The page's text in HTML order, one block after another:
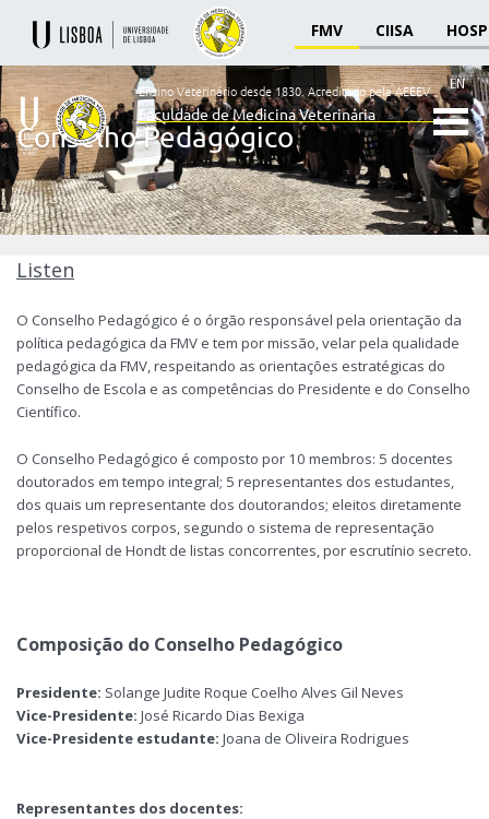
FMV CIISA
Ensino
Veterinário
desde
1830
Faculdade
de
Veterinária
EN
Ensino Veterinário desde 1830.Acreditado pela AEEEV
Faculdade de Medicina Veterinária
Conselho Pedagógico
Listen
O Conselho Pedagógico é o órgão responsável pela orientação da
política pedagógica da FMV e tem por missão, velar pela qualidade
pedagógica da FMV, respeitando as orientações estratégicas do
Conselho de Escola e as competências do Presidente e do Conselho
Científico.
O Conselho Pedagógico é composto por 10 membros: 5 docentes
doutorados em tempo integral; 5 representantes dos estudantes,
dos quais um representante dos doutorandos; eleitos diretamente
pelos respetivos corpos, segundo o sistema de representação
proporcional de Hondt de listas concorrentes, por escrutínio secreto.
Composição do Conselho Pedagógico
Presidente: Solange Judite Roque Coelho Alves Gil Neves
Vice-Presidente: José Ricardo Dias Bexiga
Vice-Presidente estudante: Joana de Oliveira Rodrigues
Representantes dos docentes: